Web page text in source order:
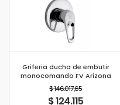
Griferia ducha de embutir
monocomando FV Arizona
$ 146.017,65
$ 124.115